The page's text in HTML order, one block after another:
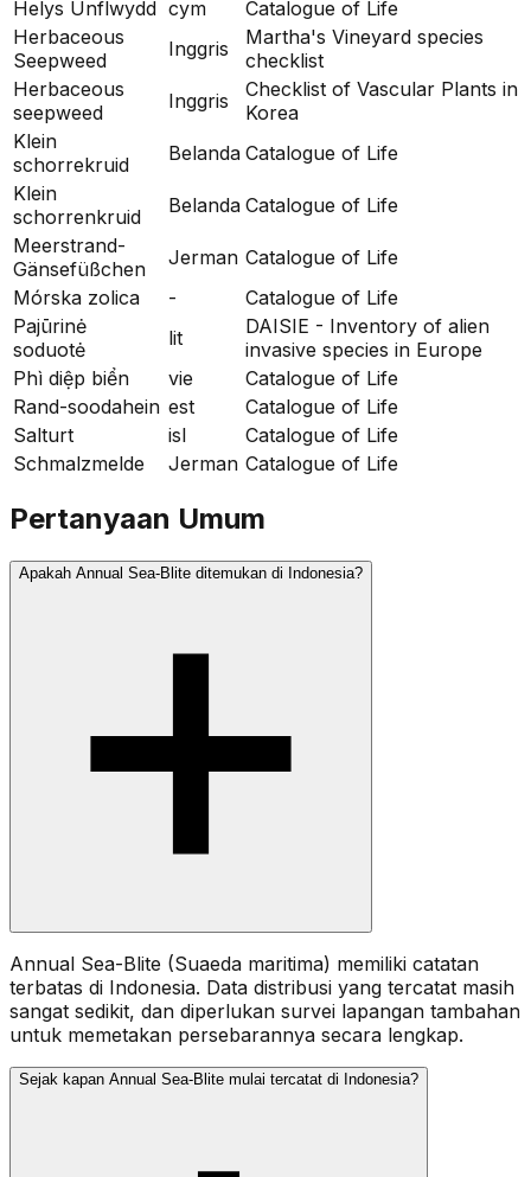
Helys Unflwydd cym
Catalogue of Life
Herbaceous
Seepweed
Inggris
Martha's Vineyard species
checklist
Herbaceous
seepweed
Inggris
Checklist of Vascular Plants in
Korea
Klein
schorrekruid
Belanda Catalogue of Life
Klein
schorrenkruid
Belanda Catalogue of Life
Meerstrand-
Gänsefüßchen
Jerman Catalogue of Life
Mórska zolica
-
Catalogue of Life
Pajūrinė
soduotė
lit
DAISIE - Inventory of alien
invasive species in Europe
Phì diệp biển
vie
Catalogue of Life
Rand-soodahein est
Catalogue of Life
Salturt
isl
Catalogue of Life
Schmalzmelde
Jerman Catalogue of Life
Pertanyaan Umum
Apakah Annual Sea-Blite ditemukan di Indonesia?
Annual Sea-Blite (Suaeda maritima) memiliki catatan
terbatas di Indonesia. Data distribusi yang tercatat masih
sangat sedikit, dan diperlukan survei lapangan tambahan
untuk memetakan persebarannya secara lengkap.
Sejak kapan Annual Sea-Blite mulai tercatat di Indonesia?